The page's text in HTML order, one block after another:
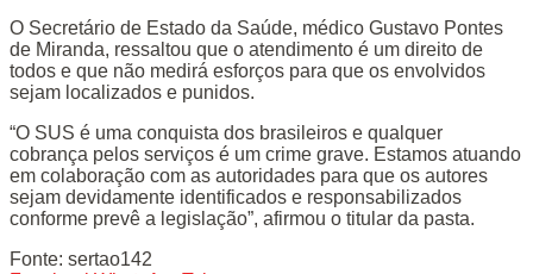
O Secretário de Estado da Saúde, médico Gustavo Pontes
de Miranda, ressaltou que o atendimento é um direito de
todos e que não medirá esforços para que os envolvidos
sejam localizados e punidos.
“O SUS é uma conquista dos brasileiros e qualquer
cobrança pelos serviços é um crime grave. Estamos atuando
em colaboração com as autoridades para que os autores
sejam devidamente identificados e responsabilizados
conforme prevê a legislação”, afirmou o titular da pasta.
Fonte: sertao142